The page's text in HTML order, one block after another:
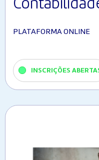
PLATAFORMA ONLINE
INSCRIÇÕES